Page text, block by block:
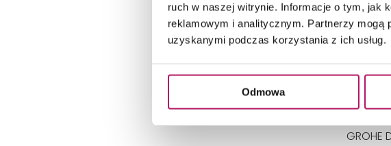
ruch w naszej witrynie. Informacje o tym, jak
reklamowym i analitycznym. Partnerzy mogą
uzyskanymi podczas korzystania z ich usług.
Odmowa
GROHE